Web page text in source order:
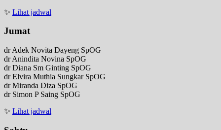
✨ Lihat jadwal
Jumat
dr Adek Novita Dayeng SpOG
dr Anindita Novina SpOG
dr Diana Sm Ginting SpOG
dr Elvira Muthia Sungkar SpOG
dr Miranda Diza SpOG
dr Simon P Saing SpOG
✨ Lihat jadwal